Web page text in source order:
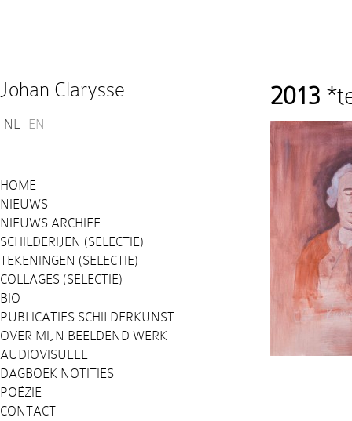
Johan Clarysse
NL EN
HOME
NIEUWS
NIEUWS ARCHIEF
SCHILDERIJEN (SELECTIE)
TEKENINGEN (SELECTIE)
COLLAGES (SELECTIE)
BIO
PUBLICATIES SCHILDERKUNST
OVER MIJN BEELDEND WERK
AUDIOVISUEEL
DAGBOEK NOTITIES
POËZIE
CONTACT
2013